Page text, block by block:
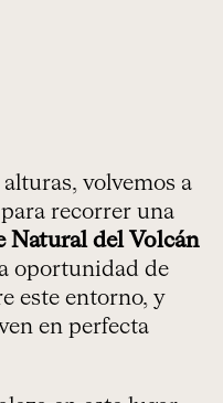
volvemos a
recorrer una
Natural del Volcán
oportunidad de
este entorno, y
en perfecta